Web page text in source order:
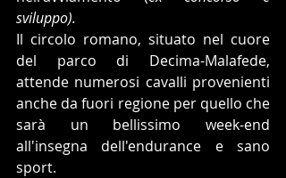
sviluppo).
Il circolo romano, situato nel cuore
del parco di Decima-Malafede,
attende numerosi cavalli provenienti
anche da fuori regione per quello che
sarà un bellissimo week-end
all'insegna dell'endurance e sano
sport.